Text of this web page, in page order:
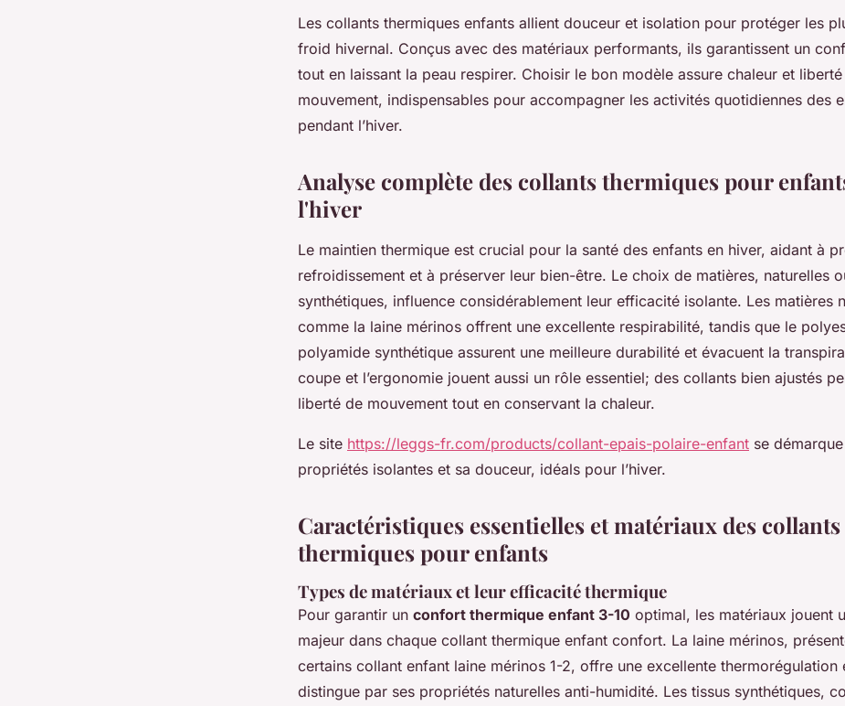
Collant thermique enfant : confort et
chaleur pour l'hiver
Les collants thermiques enfants allient douceur et isolation pour protéger les
froid hivernal. Conçus avec des matériaux performants, ils garantissent un
tout en laissant la peau respirer. Choisir le bon modèle assure chaleur et
mouvement, indispensables pour accompagner les activités quotidiennes des
pendant l’hiver.
Analyse complète des collants thermiques pour
l'hiver
Le maintien thermique est crucial pour la santé des enfants en hiver, aidant à
refroidissement et à préserver leur bien-être. Le choix de matières, naturelles
synthétiques, influence considérablement leur efficacité isolante. Les matières
comme la laine mérinos offrent une excellente respirabilité, tandis que le
polyamide synthétique assurent une meilleure durabilité et évacuent la
coupe et l’ergonomie jouent aussi un rôle essentiel; des collants bien ajustés
liberté de mouvement tout en conservant la chaleur.
Le site https://leggs-fr.com/products/collant-epais-polaire-enfant se
propriétés isolantes et sa douceur, idéals pour l’hiver.
Caractéristiques essentielles et matériaux des collants
thermiques pour enfants
Types de matériaux et leur efficacité thermique
Pour garantir un confort thermique enfant 3-10 optimal, les matériaux jouent
majeur dans chaque collant thermique enfant confort. La laine mérinos,
certains collant enfant laine mérinos 1-2, offre une excellente thermorégulation
distingue par ses propriétés naturelles anti-humidité. Les tissus synthétiques,